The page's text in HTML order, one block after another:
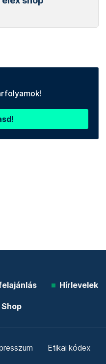
Hírlevelek
Shop
Etikai kódex